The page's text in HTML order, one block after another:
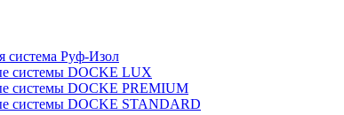
система Руф-Изол
системы DOCKE LUX
системы DOCKE PREMIUM
системы DOCKE STANDARD